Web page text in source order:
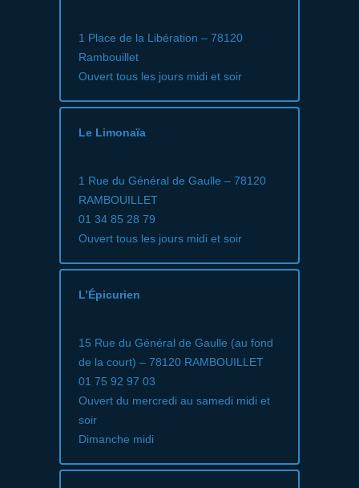
1 Place de la Libération – 78120
Rambouillet
Ouvert tous les jours midi et soir
Le Limonaïa
1 Rue du Général de Gaulle – 78120
RAMBOUILLET
01 34 85 28 79
Ouvert tous les jours midi et soir
L’Épicurien
15 Rue du Général de Gaulle (au fond
de la court) – 78120 RAMBOUILLET
01 75 92 97 03
Ouvert du mercredi au samedi midi et
soir
Dimanche midi